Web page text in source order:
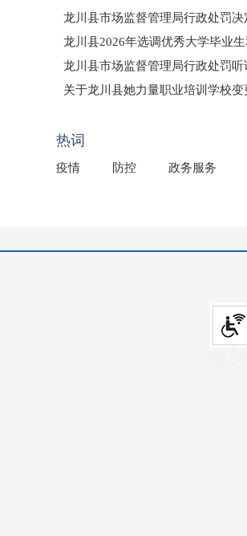
龙川县市场监督管理局行政处罚
龙川县2026年选调优秀大学毕业
龙川县市场监督管理局行政处罚
（龙市监罚送告〔2026〕71号）
关于龙川县她力量职业培训学校
热词
疫情 防控 政务服务